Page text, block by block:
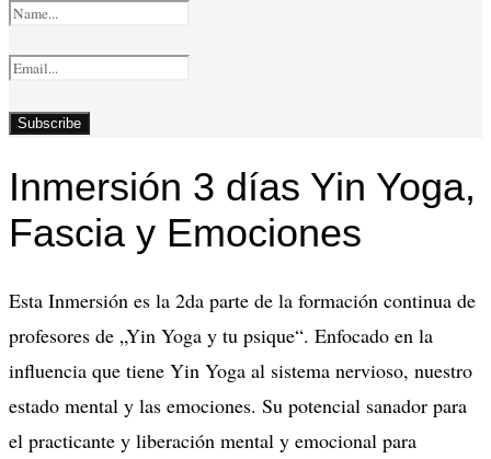
Inmersión 3 días Yin Yoga,
Fascia y Emociones
Esta Inmersión es la 2da parte de la formación continua de
profesores de „Yin Yoga y tu psique“. Enfocado en la
influencia que tiene Yin Yoga al sistema nervioso, nuestro
estado mental y las emociones. Su potencial sanador para
el practicante y liberación mental y emocional para